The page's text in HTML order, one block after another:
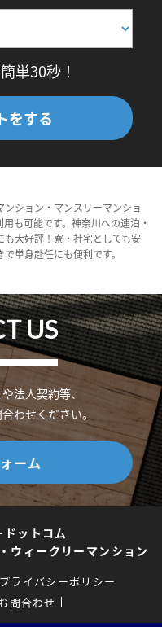
単30秒！
をする
ション・マンスリーマンショ
も可能です。神奈川への連泊・
大好評！寮・社宅としても安
単身赴任にも便利です。
US
法人契約等、
わせください。
ーム
ットコム
ウィークリーマンション
プライバシーポリシー
問合わせ